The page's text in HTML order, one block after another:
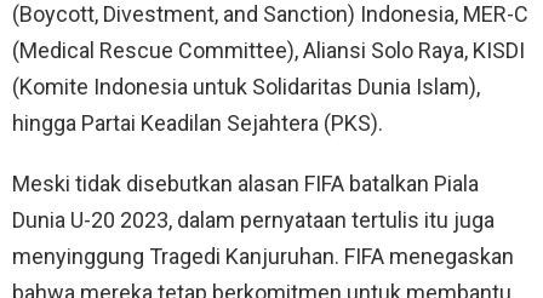
(Boycott, Divestment, and Sanction) Indonesia, MER-C
(Medical Rescue Committee), Aliansi Solo Raya, KISDI
(Komite Indonesia untuk Solidaritas Dunia Islam),
hingga Partai Keadilan Sejahtera (PKS).
Meski tidak disebutkan alasan FIFA batalkan Piala
Dunia U-20 2023, dalam pernyataan tertulis itu juga
menyinggung Tragedi Kanjuruhan. FIFA menegaskan
bahwa mereka tetap berkomitmen untuk membantu